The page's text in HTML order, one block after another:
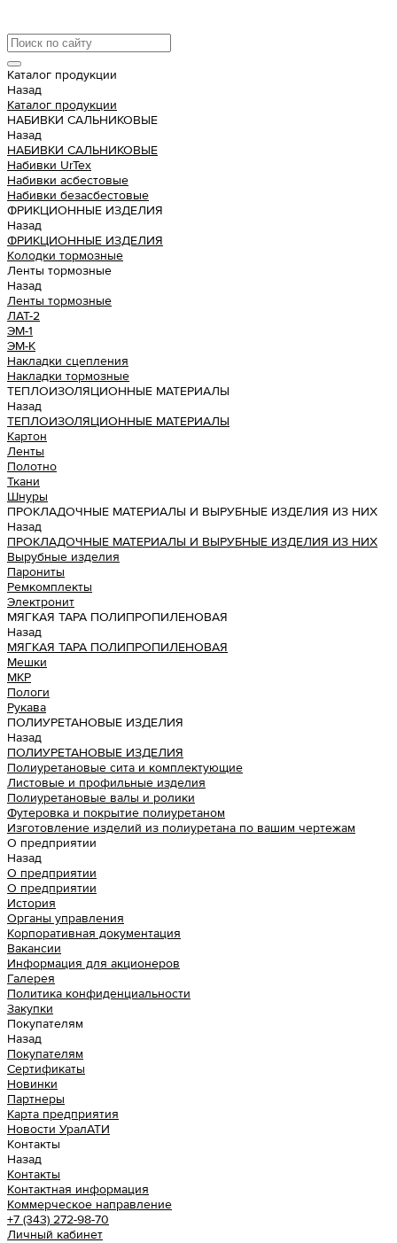
Каталог продукции
Назад
Каталог продукции
НАБИВКИ САЛЬНИКОВЫЕ
Назад
НАБИВКИ САЛЬНИКОВЫЕ
Набивки UrTex
Набивки асбестовые
Набивки безасбестовые
ФРИКЦИОННЫЕ ИЗДЕЛИЯ
Назад
ФРИКЦИОННЫЕ ИЗДЕЛИЯ
Колодки тормозные
Ленты тормозные
Назад
Ленты тормозные
ЛАТ-2
ЭМ-1
ЭМ-К
Накладки сцепления
Накладки тормозные
ТЕПЛОИЗОЛЯЦИОННЫЕ МАТЕРИАЛЫ
Назад
ТЕПЛОИЗОЛЯЦИОННЫЕ МАТЕРИАЛЫ
Картон
Ленты
Полотно
Ткани
Шнуры
ПРОКЛАДОЧНЫЕ МАТЕРИАЛЫ И ВЫРУБНЫЕ ИЗДЕЛИЯ ИЗ НИХ
Назад
ПРОКЛАДОЧНЫЕ МАТЕРИАЛЫ И ВЫРУБНЫЕ ИЗДЕЛИЯ ИЗ НИХ
Вырубные изделия
Парониты
Ремкомплекты
Электронит
МЯГКАЯ ТАРА ПОЛИПРОПИЛЕНОВАЯ
Назад
МЯГКАЯ ТАРА ПОЛИПРОПИЛЕНОВАЯ
Мешки
МКР
Пологи
Рукава
ПОЛИУРЕТАНОВЫЕ ИЗДЕЛИЯ
Назад
ПОЛИУРЕТАНОВЫЕ ИЗДЕЛИЯ
Полиуретановые сита и комплектующие
Листовые и профильные изделия
Полиуретановые валы и ролики
Футеровка и покрытие полиуретаном
Изготовление изделий из полиуретана по вашим чертежам
О предприятии
Назад
О предприятии
О предприятии
История
Органы управления
Корпоративная документация
Вакансии
Информация для акционеров
Галерея
Политика конфиденциальности
Закупки
Покупателям
Назад
Покупателям
Сертификаты
Новинки
Партнеры
Карта предприятия
Новости УралАТИ
Контакты
Назад
Контакты
Контактная информация
Коммерческое направление
+7 (343) 272-98-70
Личный кабинет